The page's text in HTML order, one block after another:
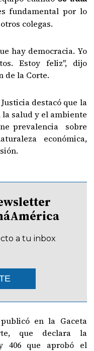
fundamental por lo
colegas.
hay democracia. Yo
Estoy feliz", dijo
de la Corte.
destacó que la
salud y el ambiente
prevalencia sobre
económica,
a tu inbox
en la Gaceta
que declara la
406 que aprobó el